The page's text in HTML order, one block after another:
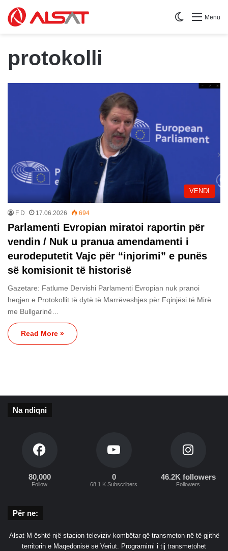
Menu
Switch skin
protokolli
VENDI
F D 17.06.2026 694
Parlamenti Evropian miratoi raportin për
vendin / Nuk u pranua amendamenti i
eurodeputetit Vajc për “injorimi” e punës
së komisionit të historisë
Gazetare: Fatlume Dervishi Parlamenti Evropian nuk pranoi
heqjen e Protokollit të dytë të Marrëveshjes për Fqinjësi të Mirë
me Bullgarinë…
Read More »
Na ndiqni
80,000
Follow
0
68.1 K Subscribers
46.2K followers
Followers
Për ne:
Alsat-M është një stacion televiziv kombëtar që transmeton në të gjithë
territorin e Maqedonisë së Veriut. Programimi i tij transmetohet